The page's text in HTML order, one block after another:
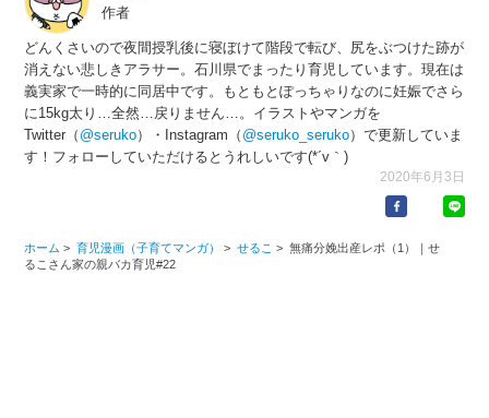
作者
どんくさいので夜間授乳後に寝ぼけて階段で転び、尻をぶつけた跡が
消えない悲しきアラサー。石川県でまったり育児しています。現在は
義実家で一時的に同居中です。もともとぽっちゃりなのに妊娠でさら
に15kg太り…全然…戻りません…。イラストやマンガを
Twitter（ @seruko）・Instagram（ @seruko_seruko）で更新していま
す！フォローしていただけるとうれしいです(*´v｀)
2020年6月3日
ホーム > 育児漫画（子育てマンガ） > せるこ > 無痛分娩出産レポ（1）｜せ
るこさん家の親バカ育児#22